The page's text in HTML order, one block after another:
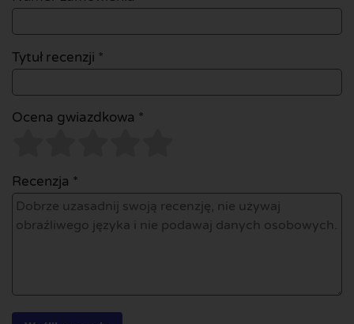
Tytuł recenzji *
Ocena gwiazdkowa *
Recenzja *